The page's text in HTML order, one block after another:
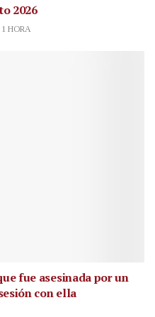
2026
HORA
fue asesinada por un
con ella